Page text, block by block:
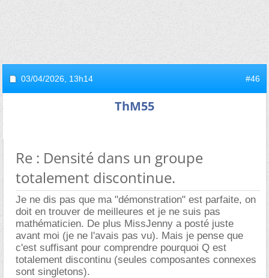
03/04/2026, 13h14 #46
ThM55
Re : Densité dans un groupe
totalement discontinue.
Je ne dis pas que ma "démonstration" est parfaite, on
doit en trouver de meilleures et je ne suis pas
mathématicien. De plus MissJenny a posté juste
avant moi (je ne l'avais pas vu). Mais je pense que
c'est suffisant pour comprendre pourquoi Q est
totalement discontinu (seules composantes connexes
sont singletons).